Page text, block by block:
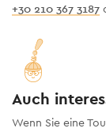
+30 210 367 3187
Auch
Wenn Sie eine